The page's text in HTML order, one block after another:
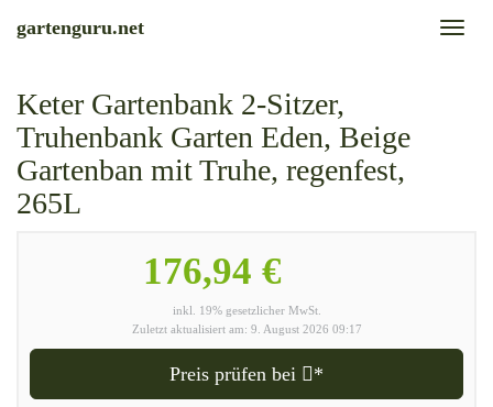
Toggle
gartenguru.net
Keter Gartenbank 2-Sitzer,
Truhenbank Garten Eden, Beige
Gartenban mit Truhe, regenfest,
265L
176,94 €
inkl. 19% gesetzlicher MwSt.
Zuletzt aktualisiert am: 9. August 2026 09:17
Preis prüfen bei *